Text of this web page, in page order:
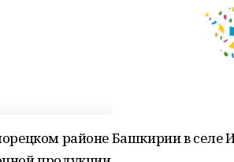
районе Башкирии в селе